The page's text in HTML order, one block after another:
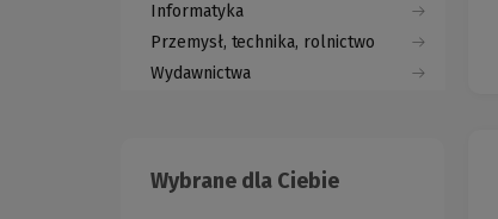
Informatyka
Przemysł, technika, rolnictwo
Wydawnictwa
Wybrane dla Ciebie